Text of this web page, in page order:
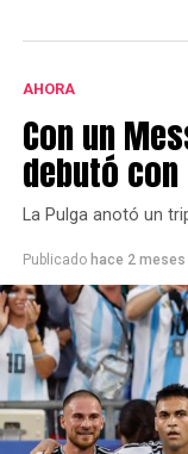
AHORA
Con un
debutó
La Pulga anotó un
Publicado hace 2 meses